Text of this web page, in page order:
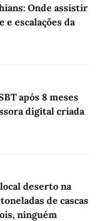
Onde assistir
escalações da
após 8 meses
digital criada
deserto na
de cascas
ninguém